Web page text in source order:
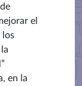
el
los
en la